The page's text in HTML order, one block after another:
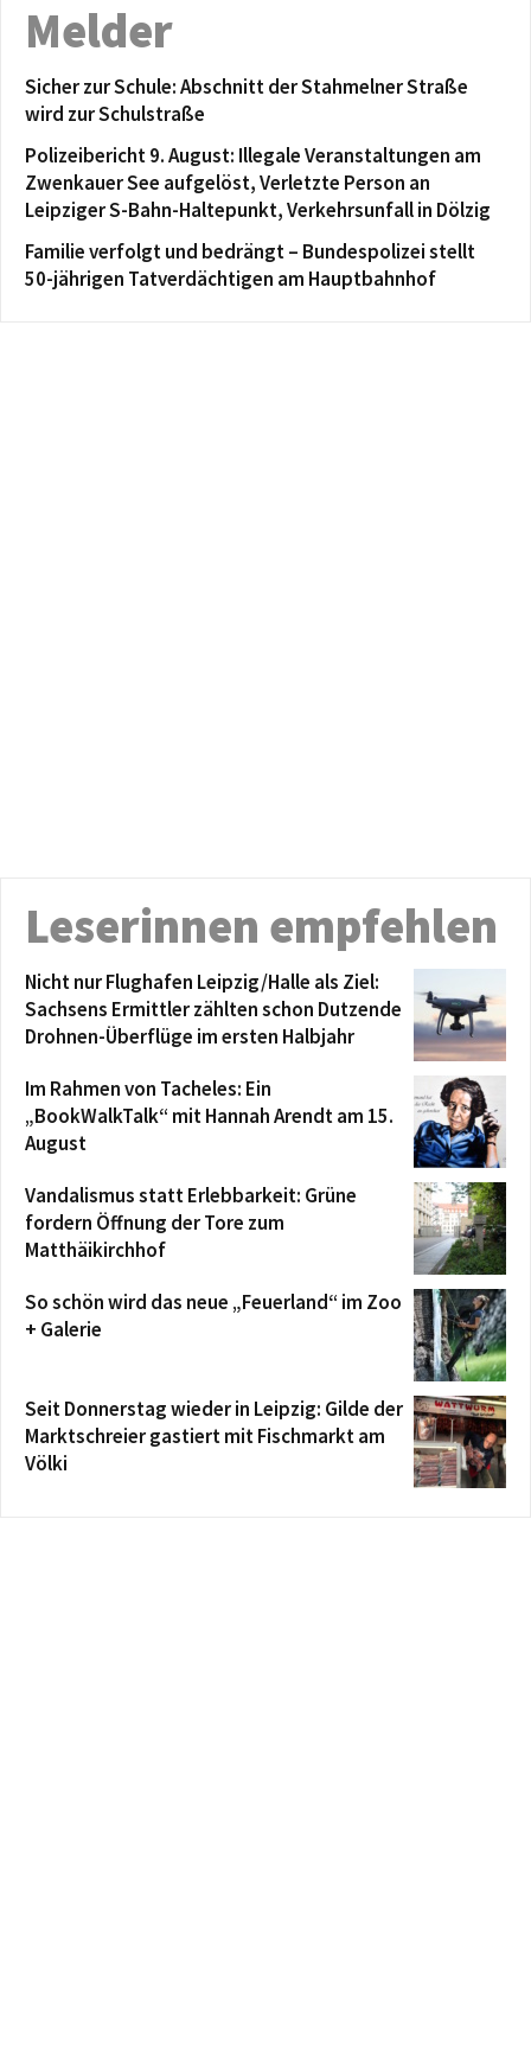
Melder
Sicher zur Schule: Abschnitt der Stahmelner Straße
wird zur Schulstraße
Polizeibericht 9. August: Illegale Veranstaltungen am
Zwenkauer See aufgelöst, Verletzte Person an
Leipziger S-Bahn-Haltepunkt, Verkehrsunfall in Dölzig
Familie verfolgt und bedrängt – Bundespolizei stellt
50-jährigen Tatverdächtigen am Hauptbahnhof
Leserinnen empfehlen
Nicht nur Flughafen Leipzig/Halle als Ziel:
Sachsens Ermittler zählten schon Dutzende
Drohnen-Überflüge im ersten Halbjahr
Im Rahmen von Tacheles: Ein
„BookWalkTalk“ mit Hannah Arendt am 15.
August
Vandalismus statt Erlebbarkeit: Grüne
fordern Öffnung der Tore zum
Matthäikirchhof
So schön wird das neue „Feuerland“ im Zoo
+ Galerie
Seit Donnerstag wieder in Leipzig: Gilde der
Marktschreier gastiert mit Fischmarkt am
Völki